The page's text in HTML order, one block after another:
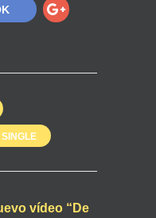
SINGLE
vídeo “De